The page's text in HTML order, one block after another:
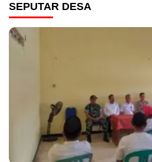
SEPUTAR DESA